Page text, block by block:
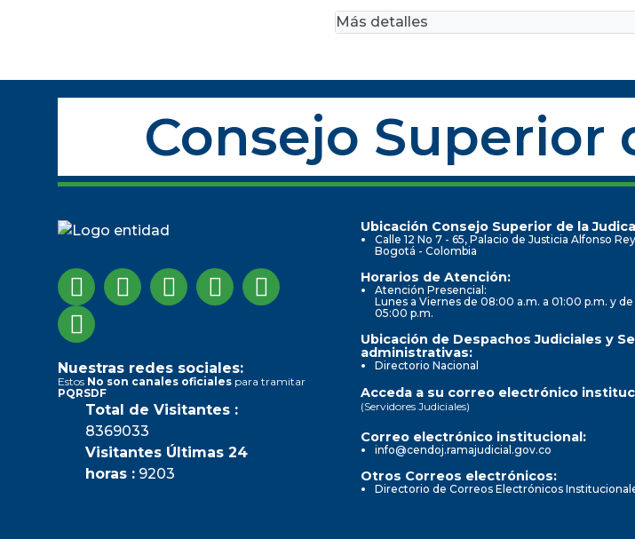
Más detalles
Consejo Superior
Nuestras redes sociales:
Estos No son canales oficiales para tramitar
PQRSDF
Total de Visitantes :
8369033
Visitantes Últimas 24
horas : 9203
Ubicación Consejo Superior de la
Calle 12 No 7 - 65, Palacio de Justicia Alfonso
Bogotá - Colombia
Horarios de Atención:
Atención Presencial:
Lunes a Viernes de 08:00 a.m. a 01:00 p.m. y
05:00 p.m.
Ubicación de Despachos Judiciales y
administrativas:
Directorio Nacional
Acceda a su correo electrónico
(Servidores Judiciales)
Correo electrónico institucional:
info@cendoj.ramajudicial.gov.co
Otros Correos electrónicos:
Directorio de Correos Electrónicos